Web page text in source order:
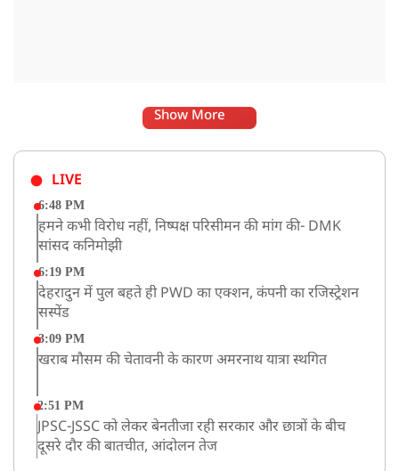
Show More
LIVE
6:48 PM
हमने कभी विरोध नहीं, निष्पक्ष परिसीमन की मांग की- DMK
सांसद कनिमोझी
6:19 PM
देहरादुन में पुल बहते ही PWD का एक्शन, कंपनी का रजिस्ट्रेशन
सस्पेंड
3:09 PM
खराब मौसम की चेतावनी के कारण अमरनाथ यात्रा स्थगित
2:51 PM
JPSC-JSSC को लेकर बेनतीजा रही सरकार और छात्रों के बीच
दूसरे दौर की बातचीत, आंदोलन तेज